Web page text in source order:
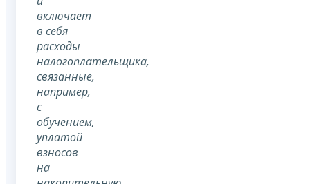
включает
в себя
расходы
налогоплательщика,
связанные,
например,
с
обучением,
уплатой
взносов
на